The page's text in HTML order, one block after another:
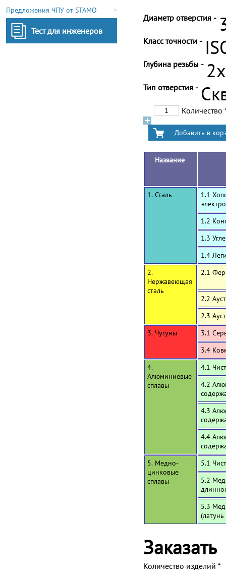
Предложения ЧПУ от STAMO
Тест для инженеров
Диаметр отверстия -
Класс точности -
Глубина резьбы -
Тип отверстия -
Количество
Название
1. Сталь
1.1
1.2
1.3
1.4
2.
Нержавеющая
сталь
2.1
2.2
2.3
3. Чугуны
3.1
3.4
4.
Алюминиевые
сплавы
4.1
4.2
4.3
4.4
5. Медно-
цинковые
сплавы
5.1
5.2
5.3
Заказать
Количество изделий *